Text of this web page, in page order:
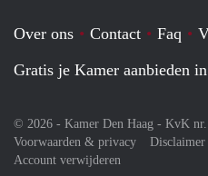
Over ons Contact Faq
Gratis je Kamer aanbieden
© 2026 - Kamer Den Haag - KvK
Voorwaarden & privacy
Disclaimer
Account verwijderen